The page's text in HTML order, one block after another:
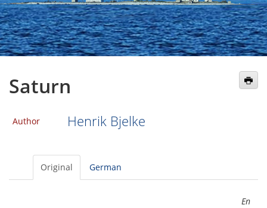
Saturn
Author Henrik Bjelke
Original German
En